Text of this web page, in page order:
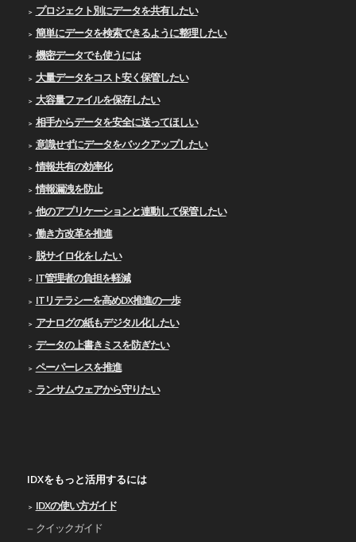
プロジェクト別にデータを共有したい
簡単にデータを検索できるように整理したい
機密データでも使うには
大量データをコスト安く保管したい
大容量ファイルを保存したい
相手からデータを安全に送ってほしい
意識せずにデータをバックアップしたい
情報共有の効率化
情報漏洩を防止
他のアプリケーションと連動して保管したい
働き方改革を推進
脱サイロ化をしたい
IT管理者の負担を軽減
ITリテラシーを高めDX推進の一歩
アナログの紙もデジタル化したい
データの上書きミスを防ぎたい
ペーパーレスを推進
ランサムウェアから守りたい
IDXをもっと活用するには
IDXの使い⽅ガイド
クイックガイド